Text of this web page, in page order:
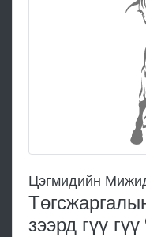
Цэгмидийн
зээрд гүү гүү